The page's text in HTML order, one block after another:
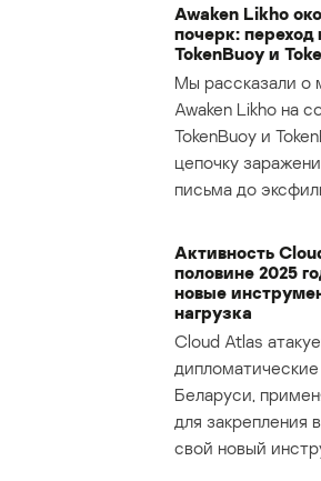
Awaken Likho
почерк:
TokenBuoy и
Мы рассказали о
Awaken Likho на
TokenBuoy и
цепочку
письма до
Активность
половине 2025
новые
нагрузка
Cloud Atlas
Беларуси,
для закрепления
свой новый